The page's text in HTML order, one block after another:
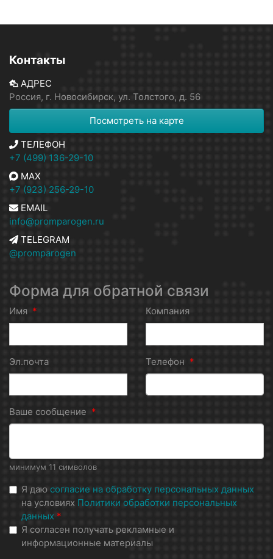
Контакты
АДРЕС
Россия, г. Новосибирск, ул. Толстого, д. 56
Посмотреть на карте
ТЕЛЕФОН
+7 (499) 136-29-10
MAX
+7 (923) 256-29-10
EMAIL
info@promparogen.ru
TELEGRAM
@promparogen
Форма для обратной связи
Имя * Компания
Эл.почта Телефон *
Ваше сообщение *
минимум 11 символов
Я даю согласие на обработку персональных данных
на условиях Политики обработки персональных
данных *
Я согласен получать рекламные и
информационные материалы